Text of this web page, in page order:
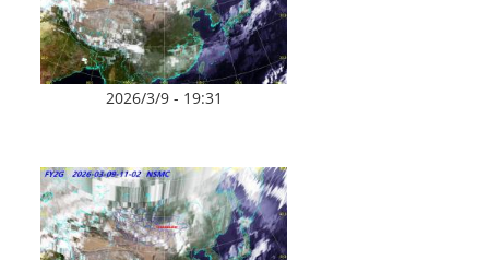
2026/3/9 - 19:31